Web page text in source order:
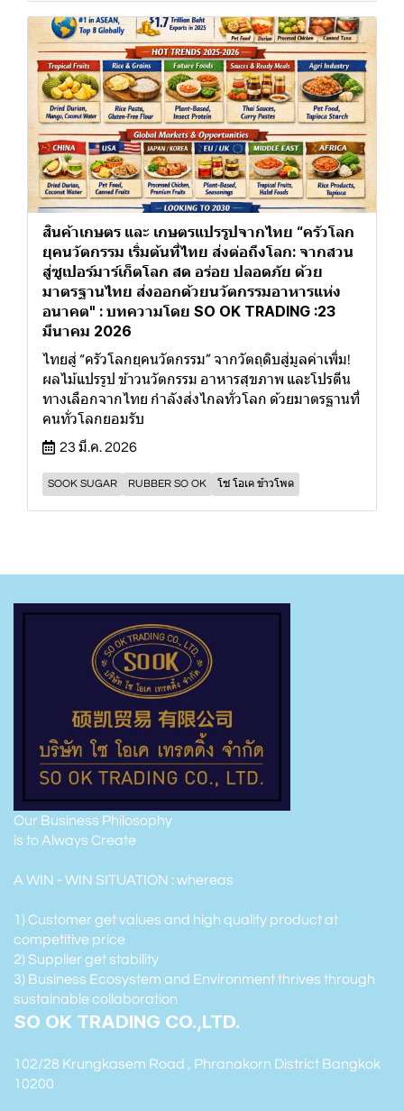
สินค้าเกษตร และ เกษตรแปรรูปจากไทย “ครัวโลก
ยุคนวัตกรรม เริ่มต้นที่ไทย ส่งต่อถึงโลก: จากสวน
สู่ซูเปอร์มาร์เก็ตโลก สด อร่อย ปลอดภัย ด้วย
มาตรฐานไทย ส่งออกด้วยนวัตกรรมอาหารแห่ง
อนาคต" : บทความโดย SO OK TRADING :23
มีนาคม 2026
ไทยสู่ “ครัวโลกยุคนวัตกรรม” จากวัตถุดิบสู่มูลค่าเพิ่ม!
ผลไม้แปรรูป ข้าวนวัตกรรม อาหารสุขภาพ และโปรตีน
ทางเลือกจากไทย กำลังส่งไกลทั่วโลก ด้วยมาตรฐานที่
คนทั่วโลกยอมรับ
23 มี.ค. 2026
SOOK SUGAR RUBBER SO OK โซ โอเค ข้าวโพด
Our Business Philosophy
is to Always Create
A WIN - WIN SITUATION : whereas
1) Customer get values and high quality product at
competitive price
2) Supplier get stability
3) Business Ecosystem and Environment thrives through
sustainable collaboration
SO OK TRADING CO.,LTD.
102/28 Krungkasem Road , Phranakorn District Bangkok
10200